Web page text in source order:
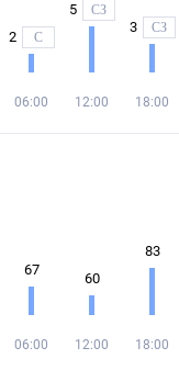
2 С
06:00
5 СЗ
12:00
3 СЗ
18:00
67
06:00
60
12:00
83
18:00